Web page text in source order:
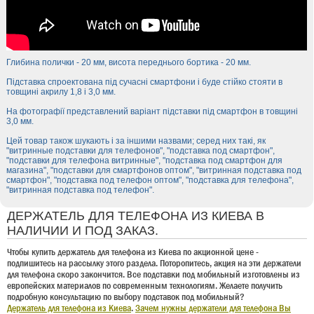
ДЕРЖАТЕЛЬ ДЛЯ ТЕЛЕФОНА ИЗ КИЕВА В
НАЛИЧИИ И ПОД ЗАКАЗ.
Чтобы купить держатель для телефона из Киева по акционной цене -
подпишитесь на рассылку этого раздела. Поторопитесь, акция на эти держатели
для телефона скоро закончится. Все подставки под мобильный изготовлены из
европейских материалов по современным технологиям. Желаете получить
подробную консультацию по выбору подставок под мобильный?
Держатель для телефона из Киева.Зачем нужны держатели для телефона Вы
Глибина полички - 20 мм, висота переднього бортика - 20 мм.
Підставка спроектована під сучасні смартфони і буде стійко стояти в
товщині акрилу 1,8 і 3,0 мм.
На фотографії представлений варіант підставки під смартфон в товщині
3,0 мм.
Цей товар також шукають і за іншими назвами; серед них такі, як
"витринные подставки для телефонов", "подставка под смартфон",
"подставки для телефона витринные", "подставка под смартфон для
магазина", "подставки для смартфонов оптом", "витринная подставка под
смартфон", "подставка под телефон оптом", "подставка для телефона",
"витринная подставка под телефон".